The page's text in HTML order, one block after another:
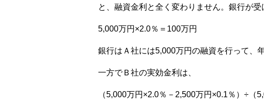
と、融資金利と全く変わりません。銀行が
5,000万円×2.0％＝100万円
銀行はＡ社には5,000万円の融資を行って、
一方でＢ社の実効金利は、
（5,000万円×2.0％－2,500万円×0.1％）÷（